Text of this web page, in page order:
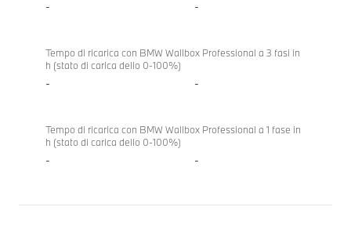
- -
Tempo di ricarica con BMW Wallbox Professional a 3 fasi in
h (stato di carica dello 0-100%)
- -
Tempo di ricarica con BMW Wallbox Professional a 1 fase in
h (stato di carica dello 0-100%)
- -